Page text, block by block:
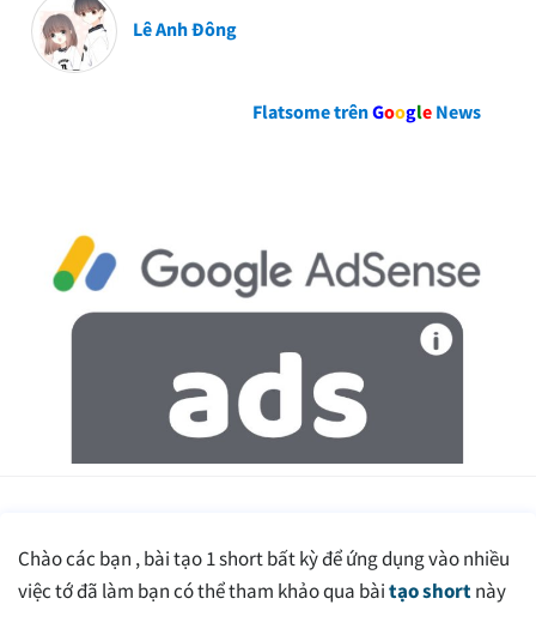
Lê Anh Đông
Flatsome trênGoogle News
Chào các bạn , bài tạo 1 short bất kỳ để ứng dụng vào nhiều
việc tớ đã làm bạn có thể tham khảo qua bàitạo shortnày